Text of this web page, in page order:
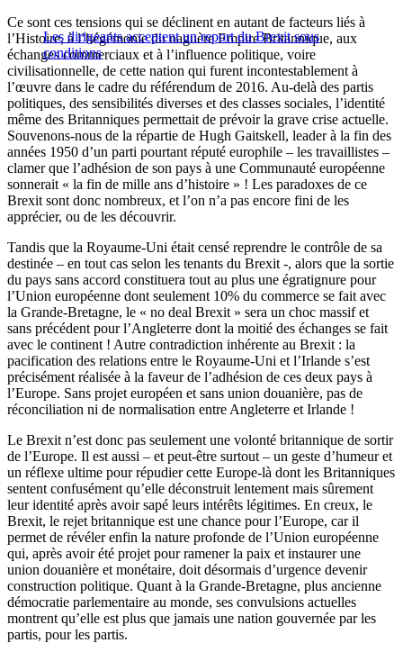
Les dirigeants acceptent un report du Brexit sous
conditions
Ce sont ces tensions qui se déclinent en autant de facteurs liés à
l’Histoire, à l’hégémonie du naguère Empire Britannique, aux
échanges commerciaux et à l’influence politique, voire
civilisationnelle, de cette nation qui furent incontestablement à
l’œuvre dans le cadre du référendum de 2016. Au-delà des partis
politiques, des sensibilités diverses et des classes sociales, l’identité
même des Britanniques permettait de prévoir la grave crise actuelle.
Souvenons-nous de la répartie de Hugh Gaitskell, leader à la fin des
années 1950 d’un parti pourtant réputé europhile – les travaillistes –
clamer que l’adhésion de son pays à une Communauté européenne
sonnerait « la fin de mille ans d’histoire » ! Les paradoxes de ce
Brexit sont donc nombreux, et l’on n’a pas encore fini de les
apprécier, ou de les découvrir.
Tandis que la Royaume-Uni était censé reprendre le contrôle de sa
destinée – en tout cas selon les tenants du Brexit -, alors que la sortie
du pays sans accord constituera tout au plus une égratignure pour
l’Union européenne dont seulement 10% du commerce se fait avec
la Grande-Bretagne, le « no deal Brexit » sera un choc massif et
sans précédent pour l’Angleterre dont la moitié des échanges se fait
avec le continent ! Autre contradiction inhérente au Brexit : la
pacification des relations entre le Royaume-Uni et l’Irlande s’est
précisément réalisée à la faveur de l’adhésion de ces deux pays à
l’Europe. Sans projet européen et sans union douanière, pas de
réconciliation ni de normalisation entre Angleterre et Irlande !
Le Brexit n’est donc pas seulement une volonté britannique de sortir
de l’Europe. Il est aussi – et peut-être surtout – un geste d’humeur et
un réflexe ultime pour répudier cette Europe-là dont les Britanniques
sentent confusément qu’elle déconstruit lentement mais sûrement
leur identité après avoir sapé leurs intérêts légitimes. En creux, le
Brexit, le rejet britannique est une chance pour l’Europe, car il
permet de révéler enfin la nature profonde de l’Union européenne
qui, après avoir été projet pour ramener la paix et instaurer une
union douanière et monétaire, doit désormais d’urgence devenir
construction politique. Quant à la Grande-Bretagne, plus ancienne
démocratie parlementaire au monde, ses convulsions actuelles
montrent qu’elle est plus que jamais une nation gouvernée par les
partis, pour les partis.